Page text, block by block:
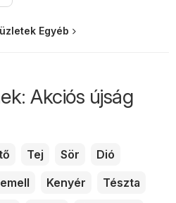
Egyéb
Akciós újság
Tej Sör
Dió
Kenyér
Tészta